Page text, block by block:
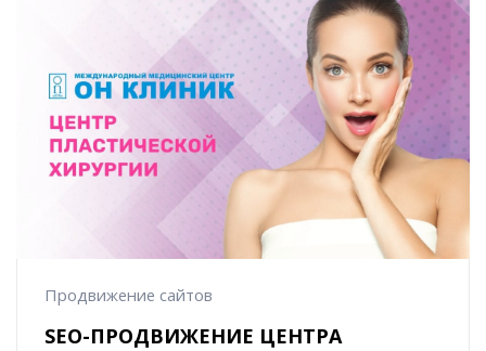
Продвижение сайтов
SEO-ПРОДВИЖЕНИЕ ЦЕНТРА